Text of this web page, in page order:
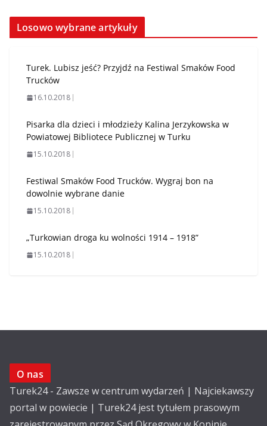
Losowo wybrane artykuły
Turek. Lubisz jeść? Przyjdź na Festiwal Smaków Food
Trucków
16.10.2018
Pisarka dla dzieci i młodzieży Kalina Jerzykowska w
Powiatowej Bibliotece Publicznej w Turku
15.10.2018
Festiwal Smaków Food Trucków. Wygraj bon na
dowolnie wybrane danie
15.10.2018
„Turkowian droga ku wolności 1914 – 1918”
15.10.2018
O nas
Turek24 - Zawsze w centrum wydarzeń | Najciekawszy
portal w powiecie | Turek24 jest tytułem prasowym